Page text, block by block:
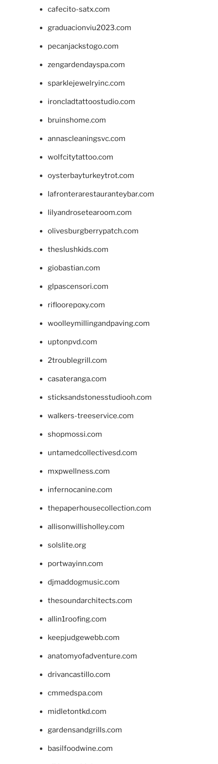
cafecito-satx.com
graduacionviu2023.com
pecanjackstogo.com
zengardendayspa.com
sparklejewelryinc.com
ironcladtattoostudio.com
bruinshome.com
annascleaningsvc.com
wolfcitytattoo.com
oysterbayturkeytrot.com
lafronterarestauranteybar.com
lilyandrosetearoom.com
olivesburgberrypatch.com
theslushkids.com
giobastian.com
glpascensori.com
rifloorepoxy.com
woolleymillingandpaving.com
uptonpvd.com
2troublegrill.com
casateranga.com
sticksandstonesstudiooh.com
walkers-treeservice.com
shopmossi.com
untamedcollectivesd.com
mxpwellness.com
infernocanine.com
thepaperhousecollection.com
allisonwillisholley.com
solslite.org
portwayinn.com
djmaddogmusic.com
thesoundarchitects.com
allin1roofing.com
keepjudgewebb.com
anatomyofadventure.com
drivancastillo.com
cmmedspa.com
midletontkd.com
gardensandgrills.com
basilfoodwine.com